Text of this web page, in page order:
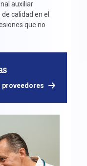
auxiliar
calidad en el
que no
proveedores